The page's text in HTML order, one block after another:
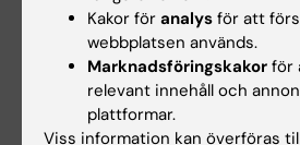
Kakor för analys för att
webbplatsen används.
Marknadsföringskakor för
relevant innehåll och
plattformar.
Viss information kan överföras